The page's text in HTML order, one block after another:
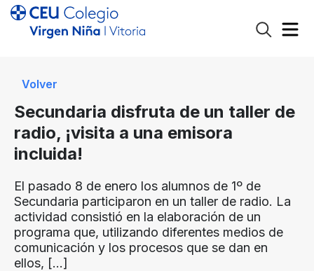
Volver
Secundaria disfruta de un taller de
radio, ¡visita a una emisora
incluida!
El pasado 8 de enero los alumnos de 1º de
Secundaria participaron en un taller de radio. La
actividad consistió en la elaboración de un
programa que, utilizando diferentes medios de
comunicación y los procesos que se dan en
ellos, […]